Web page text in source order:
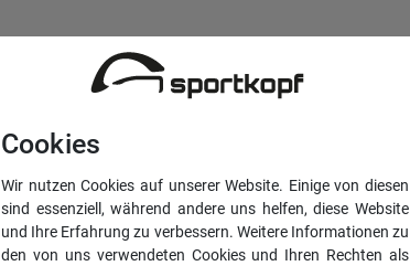
Cookies
Wir nutzen Cookies auf unserer Website. Einige von diesen
sind essenziell, während andere uns helfen, diese Website
und Ihre Erfahrung zu verbessern. Weitere Informationen zu
den von uns verwendeten Cookies und Ihren Rechten als